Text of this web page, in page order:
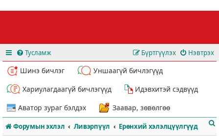
Тусламж Нэвтрэх
Бүртгүүлэх
Шинэ бичлэг
Уншаагүй бичлэгүүд
Хариулагдаагүй бичлэгүүд
Идэвхитэй сэдвүүд
Аватор зураг бэлдэх
Заавар, зөвөлгөө
Форумын эхлэл Ливэрпүүл Ерөнхий хэлэлцүүлгүүд